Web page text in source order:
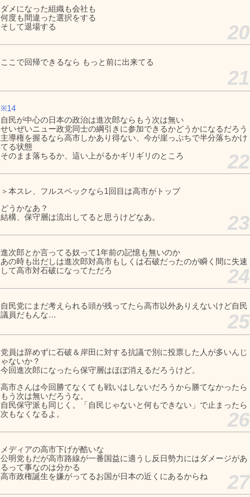
ダメになった組織も会社も
何度も間違った選択をする
そして退場する
20
ここで回帰できるなら もっと前に出来てる
21
※14
自民が中心の日本の政治は進次郎ならもう次は無い
せいぜいニュー政党同士の綱引きに参加できるかどうかになるだろう
主導権を握るなら高市しかあり得ない、今が崖っぷちで半分落ちかけ
てる状態
そのまま落ちるか、這い上がるかギリギリのところ
22
＞本スレ、フルスペックなら1回目は高市がトップ
どうかなあ？
結構、保守層は流出してると思うけどなあ。
23
進次郎とか言ってる奴って1年前の記憶も無いのか
あの時も出だしは進次郎対高市もしくは石破だったのが瞬く間に失速
して高市対石破になってただろ
24
自民党にまだ考えられる頭が残ってたら高市以外ありえないけど自民
議員だもんな…
25
党員は辞めずに石破＆岸田に対する抗議で別に投票した人が多いんじ
ゃないか？
今回進次郎になったら保守層はほぼ消えるだろうけど。
高市さんは今回勝てなくても戦いはしないだろうから勝てなかったら
もう次は無いだろうな。
自民保守派も同じく。「自民じゃないと何もできない」で止まったら
次もなくなるよ。
26
メディアの高市下げが酷いな
公明党もだが高市路線が一番国益に適うし反日勢力にはダメージがあ
るって事なのは分かる
高市政権誕生を嫌がってるお国が日本の近くにあるからね
27